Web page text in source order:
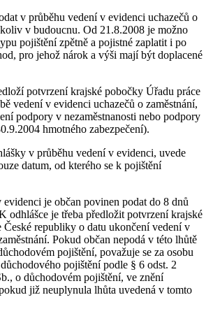
v průběhu vedení v evidenci uchazečů o
v budoucnu. Od 21.8.2008 je možno
pojištění zpětně a pojistné zaplatit i po
pro jehož nárok a výši mají být doplacené
potvrzení krajské pobočky Úřadu práce
vedení v evidenci uchazečů o zaměstnání,
podpory v nezaměstnanosti nebo podpory
hmotného zabezpečení).
v průběhu vedení v evidenci, uvede
datum, od kterého se k pojištění
je občan povinen podat do 8 dnů
odhlášce je třeba předložit potvrzení krajské
České republiky o datu ukončení vedení v
Pokud občan nepodá v této lhůtě
pojištění, považuje se za osobu
pojištění podle § 6 odst. 2
o důchodovém pojištění, ve znění
již neuplynula lhůta uvedená v tomto